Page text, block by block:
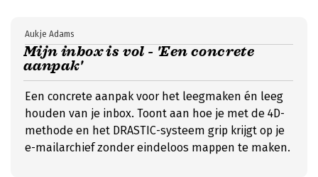
Mijn inbox is vol - 'Een concrete
aanpak'
Aukje Adams
Een concrete aanpak voor het leegmaken én leeg
houden van je inbox. Toont aan hoe je met de 4D-
methode en het DRASTIC-systeem grip krijgt op je
e-mailarchief zonder eindeloos mappen te maken.